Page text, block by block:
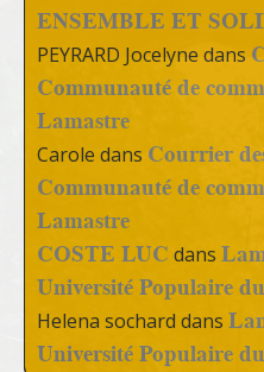
ENSEMBLE ET
PEYRARD Jocelyne dans
Communauté de
Lamastre
Carole dans Courrier
Communauté de
Lamastre
COSTE LUC dans
Université Populaire
Helena sochard dans
Université Populaire